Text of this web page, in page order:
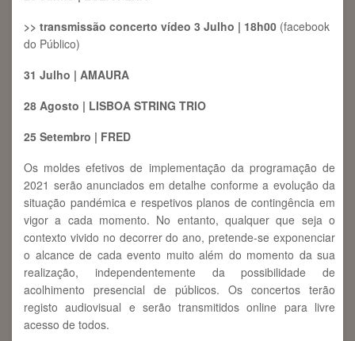
>> transmissão concerto vídeo 3 Julho | 18h00 (facebook
do Público)
31 Julho | AMAURA
28 Agosto | LISBOA STRING TRIO
25 Setembro | FRED
Os moldes efetivos de implementação da programação de
2021 serão anunciados em detalhe conforme a evolução da
situação pandémica e respetivos planos de contingência em
vigor a cada momento. No entanto, qualquer que seja o
contexto vivido no decorrer do ano, pretende-se exponenciar
o alcance de cada evento muito além do momento da sua
realização, independentemente da possibilidade de
acolhimento presencial de públicos. Os concertos terão
registo audiovisual e serão transmitidos online para livre
acesso de todos.